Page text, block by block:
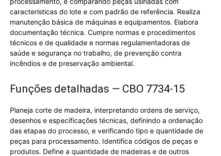
características do lote e com padrão de referência. Realiza
manutenção básica de máquinas e equipamentos. Elabora
documentação técnica. Cumpre normas e procedimentos
técnicos e de qualidade e normas regulamentadoras de
saúde e segurança no trabalho, de prevenção contra
incêndios e de preservação ambiental.
Funções detalhadas — CBO 7734-15
Planeja corte de madeira, interpretando ordens de serviço,
desenhos e especificações técnicas, definindo a ordenação
das etapas do processo, e verificando tipo e quantidade de
peças para processamento. Identifica códigos de peças e
produtos. Define a quantidade de madeiras e de outros